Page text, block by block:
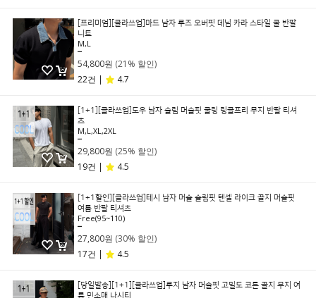
[프리미엄][클라쓰업]마드 남자 루즈 오버핏 데님 카라 스타일 쿨 반팔
니트
M,L
54,800원 (21% 할인)
22건 |
4.7
[1+1][클라쓰업]도우 남자 슬림 머슬핏 쿨링 링클프리 무지 반팔 티셔
츠
M,L,XL,2XL
29,800원 (25% 할인)
19건 |
4.5
[1+1할인][클라쓰업]테시 남자 머슬 슬림핏 텐셀 라이크 골지 머슬핏
여름 반팔 티셔츠
Free(95~110)
27,800원 (30% 할인)
17건 |
4.5
[당일발송][1+1][클라쓰업]루지 남자 머슬핏 고밀도 코튼 골지 무지 여
름 민소매 나시티